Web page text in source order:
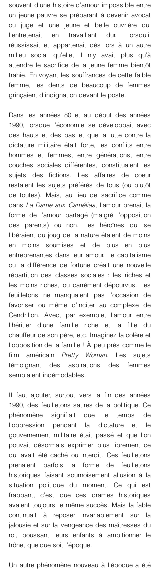
souvent d’une histoire d’amour impossible entre
un jeune pauvre se préparant à devenir avocat
ou juge et une jeune et belle ouvrière qui
l’entretenait en travaillant dur. Lorsqu’il
réussissait et appartenait dès lors à un autre
milieu social qu’elle, il n’y avait plus qu’à
attendre le sacrifice de la jeune femme bientôt
trahie. En voyant les souffrances de cette faible
femme, les dents de beaucoup de femmes
grinçaient d’indignation devant le poste.
Dans les années 80 et au début des années
1990, lorsque l’économie se développait avec
des hauts et des bas et que la lutte contre la
dictature militaire était forte, les conflits entre
hommes et femmes, entre générations, entre
couches sociales différentes, constituaient les
sujets des fictions. Les affaires de coeur
restaient les sujets préférés de tous (ou plutôt
de toutes). Mais, au lieu de sacrifice comme
dans La Dame aux Camélias, l’amour prenait la
forme de l’amour partagé (malgré l’opposition
des parents) ou non. Les héroïnes qui se
libéraient du joug de la nature étaient de moins
en moins soumises et de plus en plus
entreprenantes dans leur amour. Le capitalisme
ou la différence de fortune créait une nouvelle
répartition des classes sociales : les riches et
les moins riches, ou carrément dépourvus. Les
feuilletons ne manquaient pas l’occasion de
favoriser ou même d’inciter au complexe de
Cendrillon. Avec, par exemple, l’amour entre
l’héritier d’une famille riche et la fille du
chauffeur de son père, etc. Imaginez la colère et
l’opposition de la famille ! À peu près comme le
film américain Pretty Woman. Les sujets
témoignant des aspirations des femmes
semblaient indémodables.
Il faut ajouter, surtout vers la fin des années
1990, des feuilletons satires de la politique. Ce
phénomène signifiait que le temps de
l’oppression pendant la dictature et le
gouvernement militaire était passé et que l’on
pouvait désormais exprimer plus librement ce
qui avait été caché ou interdit. Ces feuilletons
prenaient parfois la forme de feuilletons
historiques faisant sournoisement allusion à la
situation politique du moment. Ce qui est
frappant, c’est que ces drames historiques
avaient toujours le même succès. Mais la fable
continuait à reposer invariablement sur la
jalousie et sur la vengeance des maîtresses du
roi, poussant leurs enfants à ambitionner le
trône, quelque soit l’époque.
Un autre phénomène nouveau à l’époque a été